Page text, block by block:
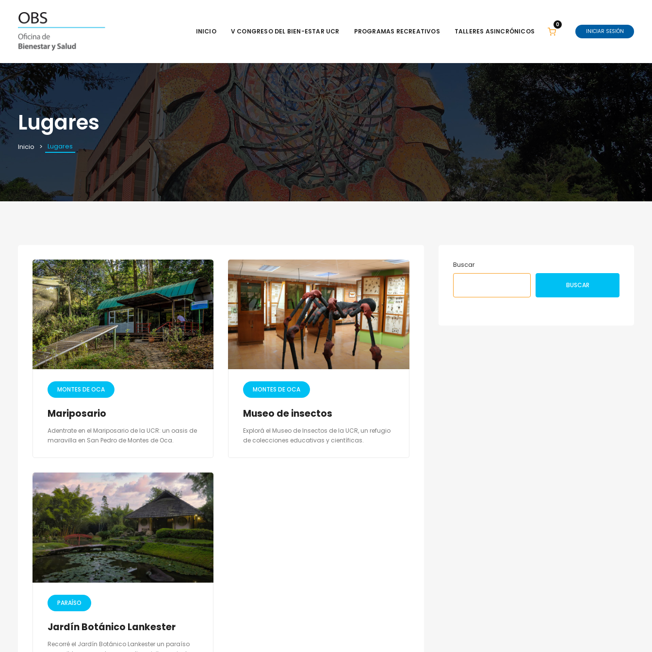
INICIO V CONGRESO DEL BIEN-ESTAR UCR PROGRAMAS RECREATIVOS TALLERES ASINCRÓNICOS
0
INICIAR SESIÓN
Lugares
Inicio Lugares
MONTES DE OCA
Mariposario
Adentrate en el Mariposario de la UCR: un oasis de
maravilla en San Pedro de Montes de Oca.
MONTES DE OCA
Museo de insectos
Explorá el Museo de Insectos de la UCR, un refugio
de colecciones educativas y científicas.
PARAÍSO
Jardín Botánico Lankester
Recorré el Jardín Botánico Lankester un paraíso
Buscar
BUSCAR